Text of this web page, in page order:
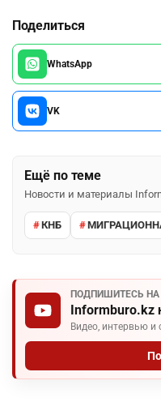
Поделиться
WhatsApp
VK
Ещё по теме
Новости и материалы
КНБ
ПОДПИШИТЕСЬ НА
Informburo.kz
Видео, интервью и